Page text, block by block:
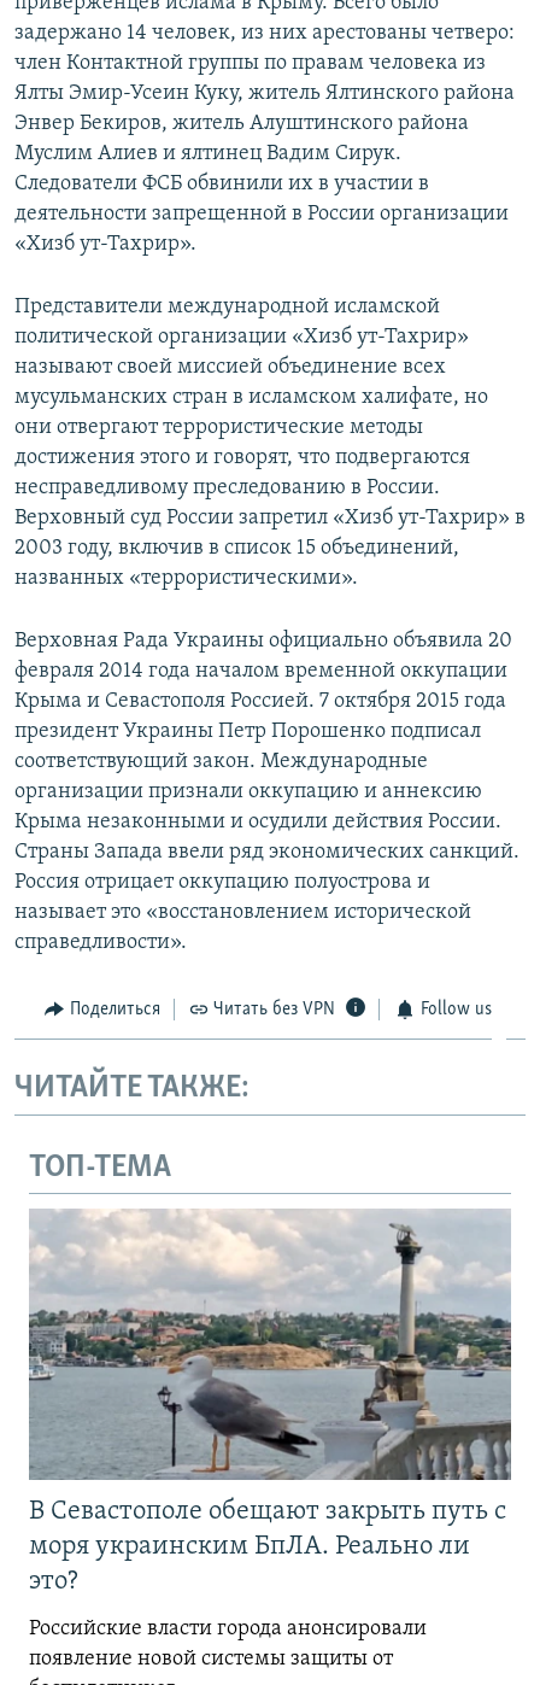
задержано 14 человек, из них арестованы четверо:
член Контактной группы по правам человека из
Ялты Эмир-Усеин Куку, житель Ялтинского района
Энвер Бекиров, житель Алуштинского района
Муслим Алиев и ялтинец Вадим Сирук.
Следователи ФСБ обвинили их в участии в
деятельности запрещенной в России организации
«Хизб ут-Тахрир».
Представители международной исламской
политической организации «Хизб ут-Тахрир»
называют своей миссией объединение всех
мусульманских стран в исламском халифате, но
они отвергают террористические методы
достижения этого и говорят, что подвергаются
несправедливому преследованию в России.
Верховный суд России запретил «Хизб ут-Тахрир» в
2003 году, включив в список 15 объединений,
названных «террористическими».
Верховная Рада Украины официально объявила 20
февраля 2014 года началом временной оккупации
Крыма и Севастополя Россией. 7 октября 2015 года
президент Украины Петр Порошенко подписал
соответствующий закон. Международные
организации признали оккупацию и аннексию
Крыма незаконными и осудили действия России.
Страны Запада ввели ряд экономических санкций.
Россия отрицает оккупацию полуострова и
называет это «восстановлением исторической
справедливости».
Поделиться Читать без VPN Follow us
ЧИТАЙТЕ ТАКЖЕ:
ТОП-ТЕМА
В Севастополе обещают закрыть путь с
моря украинским БпЛА. Реально ли
это?
Российские власти города анонсировали
появление новой системы защиты от